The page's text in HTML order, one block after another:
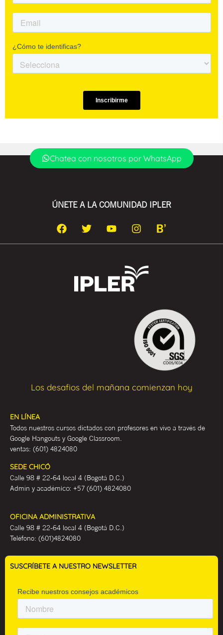
Chatea con nosotros por WhatsApp
ÚNETE A LA COMUNIDAD IPLER
Los desafios del mañana comienzan hoy
EN LÍNEA
Todos nuestros cursos dictados con profesores en vivo a través de
Google Hangouts y Google Classroom.
ventas: (601) 4824080
SEDE CHICÓ
Calle 98 # 22-64 local 4 (Bogotá D.C.)
Admin y académico: +57 (601) 4824080
OFICINA ADMINISTRATIVA
Calle 98 # 22-64 local 4 (Bogotá D.C.)
Teléfono: (601)4824080
SUSCRÍBETE A NUESTRO NEWSLETTER